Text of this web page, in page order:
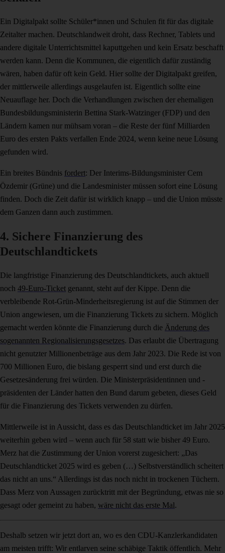
Ein Digitalpakt sollte Schüler*innen und Schulen fit für das digitale
Zeitalter machen. Deutschlandweit droht, dass Rechner, Tablets und
andere digitale Unterrichtsmittel kaputtgehen und kein Ersatz beschafft
werden kann. Denn die Kommunen, die eigentlich dafür zuständig
wären, haben dafür oft kein Geld. Hier sollte der Digitalpakt greifen,
der mittlerweile allerdings ausgelaufen ist. Eigentlich sollte eine
Neuauflage her. Doch die Verhandlungen zwischen der ehemaligen
Bundesbildungsministerin Bettina Stark-Watzinger (FDP) und den
Ländern kamen nur mühsam voran – die Reste der fünf Milliarden
Euro des ersten Pakts verfallen Ende 2024, wenn keine neue Lösung
gefunden wird.
Ein breites Bündnis fordert: Der Interims-Bildungsminister Cem
Özdemir (Grüne) und die Landesminister müssen sofort eine Lösung
finden. Doch die Zeit dafür ist wirklich knapp – und die Union müsste
dem Ganzen dann auch zustimmen.
4. Sichere Finanzierung des
Deutschlandtickets
Die langfristige Finanzierung des Deutschlandtickets, auch aktuell
noch 49-Euro-Ticket genannt, steht auf der Kippe. Denn die
verbleibende Rot-Grün-Minderheitsregierung ist auf die Stimmen der
Union angewiesen, um die Finanzierung Tickets zu sichern. Möglich
gemacht werden könnte die Finanzierung durch die Änderung des
sogenannten Regionalisierungsgesetzes. Das erlaubt die Übertragung
nicht genutzter Millionenbeträge aus dem Jahr 2023. Die Rede ist von
700 Millionen Euro, die bislang gesperrt sind und erst durch die
Gesetzesänderung frei würden. Die Ministerpräsidentinnen und -
präsidenten der Länder hatten den Bund darum gebeten, dieses Geld
für die Finanzierung des Tickets verwenden zu dürfen.
Mittlerweile ist in Aussicht, dass es das Deutschlandticket im Jahr 2025
weiterhin geben wird – wenn auch für 58 statt wie bisher 49 Euro.
Merz hat die Zustimmung der Union vorerst zugesichert: „Das
Deutschlandticket 2025 wird es geben (…) Selbstverständlich scheitert
das nicht an uns.“ Allerdings ist das noch nicht in trockenen Tüchern.
Dass Merz von Aussagen zurücktritt mit der Begründung, etwas nie so
gesagt oder gemeint zu haben, wäre nicht das erste Mal.
Deshalb setzen wir jetzt dort an, wo es den CDU-Kanzlerkandidaten
am meisten trifft: Wir entlarven seine schäbige Taktik öffentlich. Mehr